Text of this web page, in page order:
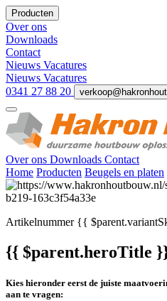
Producten
Over ons
Downloads
Contact
Nieuws Vacatures
Nieuws Vacatures
0341 27 88 20
Over ons Downloads Contact
Home Producten Beugels en platen
Artikelnummer{{
{{ $parent.heroTitle
Kies hieronder eerst de juiste
aan te vragen: